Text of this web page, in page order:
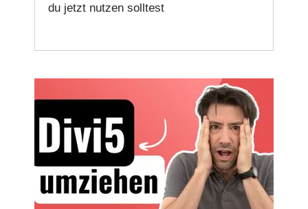
du jetzt nutzen solltest